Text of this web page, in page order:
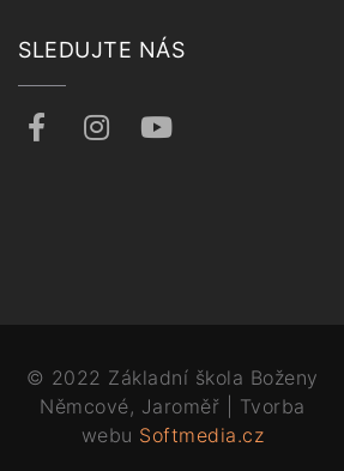
SLEDUJTE NÁS
© 2022 Základní škola Boženy
Němcové, Jaroměř | Tvorba
webu Softmedia.cz